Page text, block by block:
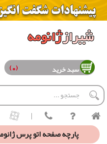
سبد خرید (0)
|
پارچه صفحه اتو پرس ژانومه بخار